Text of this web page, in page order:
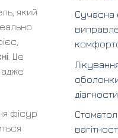
який
. Це
адже
фісур
Сучасна